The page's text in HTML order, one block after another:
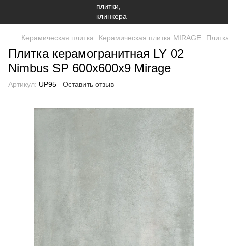
Керамическая плитка Керамическая плитка MIRAGE
Плитка керамогранитная LY 02
Nimbus SP 600x600x9 Mirage
Артикул: UP95 Оставить отзыв